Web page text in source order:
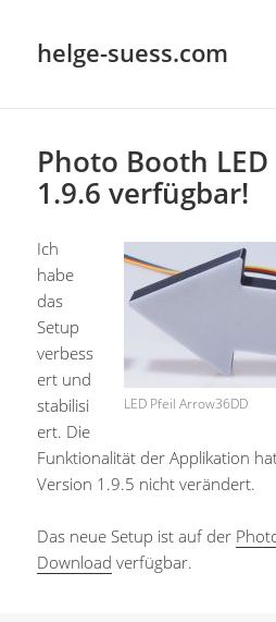
helge-suess.com
Photo Booth
1.9.6 verfügbar!
LED Pfeil Arrow36DD
Ich
habe
das
Setup
verbess
ert und
stabilisi
ert. Die
Funktionalität der Applikation
Version 1.9.5 nicht verändert.
Das neue Setup ist auf der
Download verfügbar.